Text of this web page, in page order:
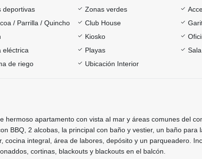
deportivas
Zonas verdes
/ Parrilla / Quincho
Club House
Kiosko
eléctrica
Playas
de riego
Ubicación Interior
hermoso apartamento con vista al mar y áreas comunes del
BBQ, 2 alcobas, la principal con baño y vestier, un baño para
cocina integral, área de labores, depósito y un parqueadero.
cortinas, blackouts y blackouts en el balcón.